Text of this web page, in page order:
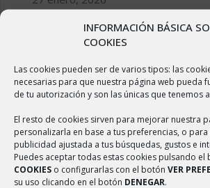
INFORMACIÓN BÁSICA
COOKIES
Las cookies pueden ser de varios tipos: las
necesarias para que nuestra página web pueda
de tu autorización y son las únicas que tenemos
El resto de cookies sirven para mejorar nuestra
personalizarla en base a tus preferencias, o
publicidad ajustada a tus búsquedas, gustos e
Puedes aceptar todas estas cookies pulsando el
COOKIES o configurarlas con el botón VER
su uso clicando en el botón DENEGAR.
Adjudicación de la atención del bar
denominado “Centro Social
Adjudicación de la atención del bar
Municipales de Ambel
8 mayo, 2024
Pliego de condiciones para la
municipal
16 febrero, 2023